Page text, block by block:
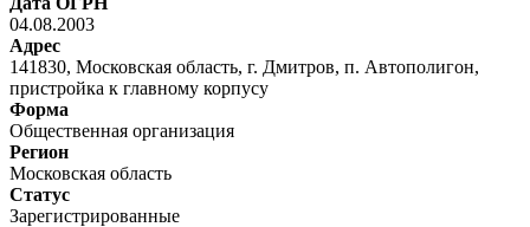
04.08.2003
Адрес
141830, Московская область, г. Дмитров, п. Автополигон,
пристройка к главному корпусу
Форма
Общественная организация
Регион
Московская область
Статус
Зарегистрированные